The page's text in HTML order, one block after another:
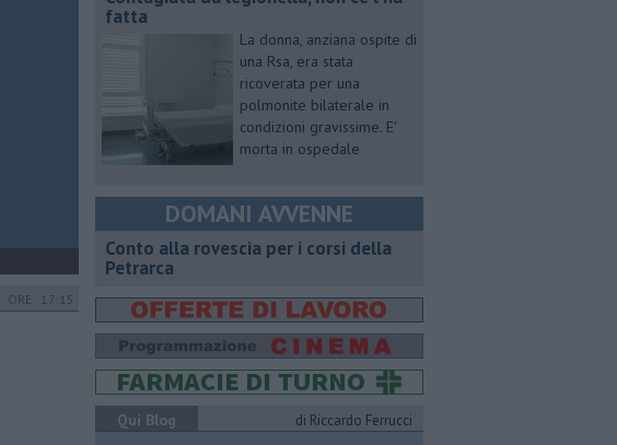
ORE 17:15
fatta
La donna, anziana ospite di
una Rsa, era stata
ricoverata per una
polmonite bilaterale in
condizioni gravissime. E'
morta in ospedale
DOMANI AVVENNE
​Conto alla rovescia per i corsi della
Petrarca
Qui Blog
di Riccardo Ferrucci